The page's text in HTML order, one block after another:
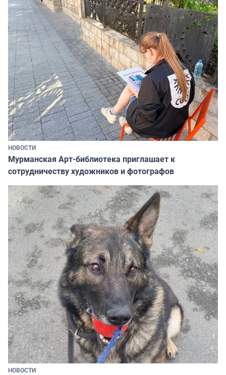
НОВОСТИ
Мурманская Арт-библиотека приглашает к
сотрудничеству художников и фотографов
НОВОСТИ